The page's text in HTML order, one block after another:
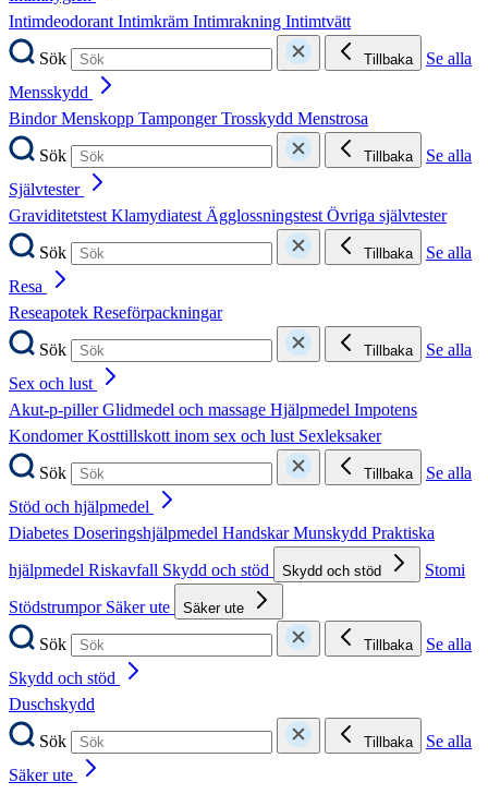
IntimdeodorantIntimkräm Intimrakning Intimtvätt
Sök
Tillbaka
Se alla
Mensskydd
BindorMenskopp TampongerTrosskydd Menstrosa
Sök
Tillbaka
Se alla
Självtester
GraviditetstestKlamydiatestÄgglossningstestÖvriga självtester
Sök
Tillbaka
Se alla
Resa
Reseapotek Reseförpackningar
Sök
Tillbaka
Se alla
Sex och lust
Akut-p-pillerGlidmedel och massage Hjälpmedel Impotens
KondomerKosttillskott inom sex och lust Sexleksaker
Sök
Tillbaka
Se alla
Stöd och hjälpmedel
Diabetes Doseringshjälpmedel HandskarMunskydd Praktiska
hjälpmedel Riskavfall Skydd och stöd Skydd och stöd
Stomi
Stödstrumpor Säker ute Säker ute
Sök Tillbaka
Se alla
Skydd och stöd
Duschskydd
Sök
Tillbaka
Se alla
Säker ute